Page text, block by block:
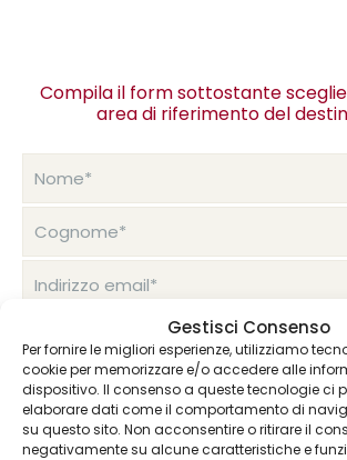
Gestisci Consenso
Per fornire le migliori esperienze, utilizziamo
cookie per memorizzare e/o accedere alle
dispositivo. Il consenso a queste tecnologie ci
elaborare dati come il comportamento di
su questo sito. Non acconsentire o ritirare il
negativamente su alcune caratteristiche e
Compila il form sottostante
area di riferimento del